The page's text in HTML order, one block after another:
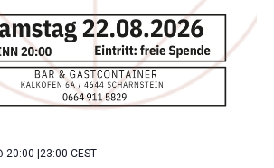
20:00 |23:00 CEST